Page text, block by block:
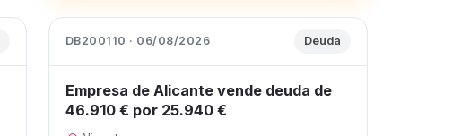
DB200110 · 06/08/2026 Deuda
Empresa de Alicante vende deuda de
46.910 € por 25.940 €